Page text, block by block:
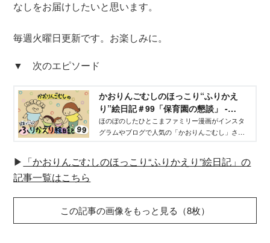
なしをお届けしたいと思います。
毎週火曜日更新です。お楽しみに。
▼ 次のエピソード
かおりんごむしのほっこり“ふりかえ
り”絵日記＃99「保育園の懇談」 -
WEB げんき｜講談社
ほのぼのしたひとこまファミリー漫画がインスタ
グラムやブログで人気の「かおりんごむし」さん
連載。
▶ 「かおりんごむしのほっこり“ふりかえり”絵日記」の
記事一覧はこちら
この記事の画像をもっと見る（8枚）